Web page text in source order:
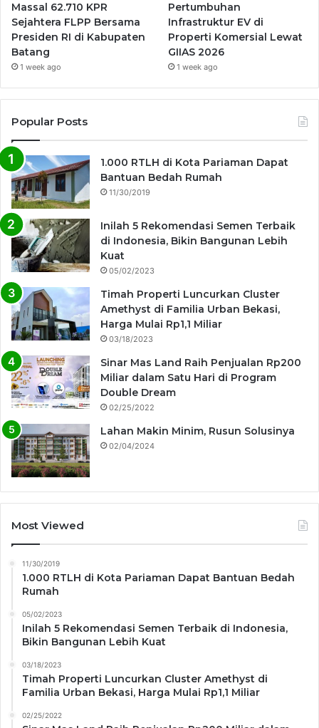
Massal 62.710 KPR
Sejahtera FLPP Bersama
Presiden RI di Kabupaten
Batang
1 week ago
Pertumbuhan
Infrastruktur EV di
Properti Komersial Lewat
GIIAS 2026
1 week ago
Popular Posts
1.000 RTLH di Kota Pariaman Dapat
Bantuan Bedah Rumah
11/30/2019
Inilah 5 Rekomendasi Semen Terbaik
di Indonesia, Bikin Bangunan Lebih
Kuat
05/02/2023
Timah Properti Luncurkan Cluster
Amethyst di Familia Urban Bekasi,
Harga Mulai Rp1,1 Miliar
03/18/2023
Sinar Mas Land Raih Penjualan Rp200
Miliar dalam Satu Hari di Program
Double Dream
02/25/2022
Lahan Makin Minim, Rusun Solusinya
02/04/2024
Most Viewed
11/30/2019
1.000 RTLH di Kota Pariaman Dapat Bantuan Bedah
Rumah
05/02/2023
Inilah 5 Rekomendasi Semen Terbaik di Indonesia,
Bikin Bangunan Lebih Kuat
03/18/2023
Timah Properti Luncurkan Cluster Amethyst di
Familia Urban Bekasi, Harga Mulai Rp1,1 Miliar
02/25/2022